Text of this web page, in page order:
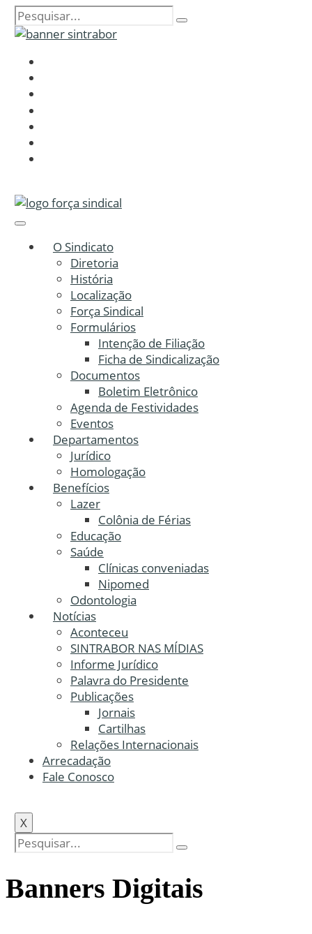
O Sindicato
Diretoria
História
Localização
Força Sindical
Formulários
Intenção de Filiação
Ficha de Sindicalização
Documentos
Boletim Eletrônico
Agenda de Festividades
Eventos
Departamentos
Jurídico
Homologação
Benefícios
Lazer
Colônia de Férias
Educação
Saúde
Clínicas conveniadas
Nipomed
Odontologia
Notícias
Aconteceu
SINTRABOR NAS MÍDIAS
Informe Jurídico
Palavra do Presidente
Publicações
Jornais
Cartilhas
Relações Internacionais
Arrecadação
Fale Conosco
X
Banners Digitais